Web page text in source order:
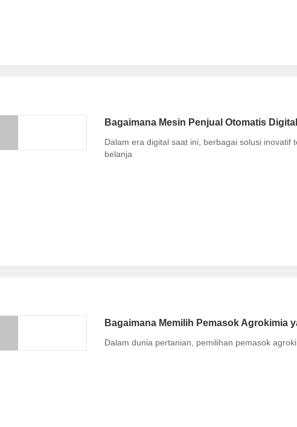
Bagaimana Mesin Penjual Otomatis
Dalam era digital saat ini, berbagai solusi
belanja
Bagaimana Memilih Pemasok Agrokimia
Dalam dunia pertanian, pemilihan pemasok